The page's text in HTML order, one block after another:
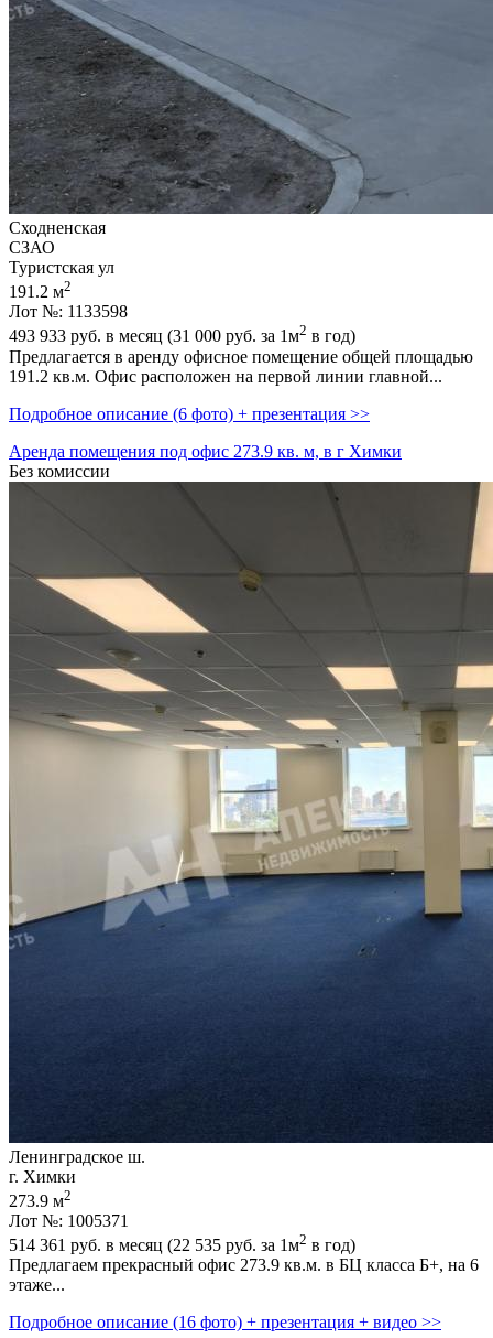
Сходненская
СЗАО
Туристская ул
191.2 м2
Лот №: 1133598
493 933 руб. в месяц (31 000 руб. за 1м2 в год)
Предлагается в аренду офисное помещение общей площадью
191.2 кв.м. Офис расположен на первой линии главной...
Подробное описание (6 фото) + презентация >>
Аренда помещения под офис 273.9 кв. м, в г Химки
Без комиссии
Ленинградское ш.
г. Химки
273.9 м2
Лот №: 1005371
514 361 руб. в месяц (22 535 руб. за 1м2 в год)
Предлагаем прекрасный офис 273.9 кв.м. в БЦ класса Б+,­ на 6
этаже...
Подробное описание (16 фото) + презентация + видео >>